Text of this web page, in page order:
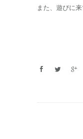
また、遊びに